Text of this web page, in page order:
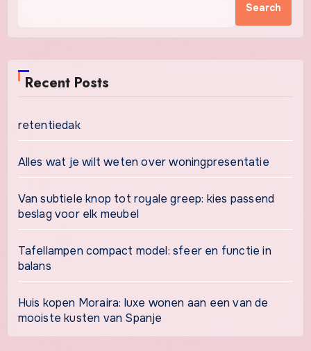
Search
Recent Posts
retentiedak
Alles wat je wilt weten over woningpresentatie
Van subtiele knop tot royale greep: kies passend
beslag voor elk meubel
Tafellampen compact model: sfeer en functie in
balans
Huis kopen Moraira: luxe wonen aan een van de
mooiste kusten van Spanje